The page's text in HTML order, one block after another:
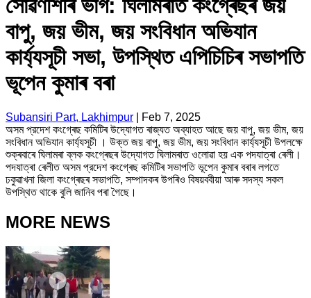
সোৱণশিৰি ভাগ: ঘিলামৰাত কংগ্ৰেছৰ জয়
বাপু, জয় ভীম, জয় সংবিধান অভিযান
কার্য্যসূচী সভা, উপস্থিত এপিচিচিৰ সভাপতি
ভূপেন কুমাৰ বৰা
Subansiri Part, Lakhimpur
Feb 7, 2025
অসম প্রদেশ কংগ্ৰেছ কমিটিৰ উদ্যোগত ৰাজ্যত অব্যাহত আছে জয় বাপু, জয় ভীম, জয়
সংবিধান অভিযান কার্য্যসূচী । উক্ত জয় বাপু, জয় ভীম, জয় সংবিধান কার্য্যসূচী উপলক্ষে
শুক্ৰবাৰে ঘিলামৰা ব্লক কংগ্ৰেছৰ উদ্যোগত ঘিলামৰাত ওলোৱা হয় এক পদযাত্ৰা ৰেলী।
পদযাত্ৰা ৰেলীত অসম প্রদেশ কংগ্ৰেছ কমিটিৰ সভাপতি ভূপেন কুমাৰ বৰাৰ লগতে
ঢকুৱাখনা জিলা কংগ্ৰেছৰ সভাপতি, সম্পাদকৰ উপৰিও বিষয়ববীয়া আৰু সদস্য সকল
উপস্থিত থাকে বুলি জানিব পৰা গৈছে।
MORE NEWS